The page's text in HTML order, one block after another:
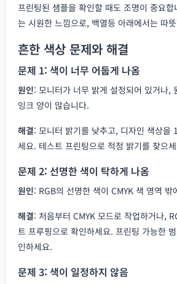
프린팅된 샘플을 확인할 때도 조명이 중요
는 시원한 느낌으로, 백열등 아래에서는 따
흔한 색상 문제와 해결
문제 1: 색이 너무 어둡게 나옴
원인: 모니터가 너무 밝게 설정되어 있거나,
잉크 양이 많습니다.
해결: 모니터 밝기를 낮추고, 디자인 색상을
세요. 테스트 프린팅으로 적정 밝기를 찾으
문제 2: 선명한 색이 탁하게 나옴
원인: RGB의 선명한 색이 CMYK 색 영역 밖
해결: 처음부터 CMYK 모드로 작업하거나,
트 프루핑으로 확인하세요. 프린팅 가능한
인하세요.
문제 3: 색이 일정하지 않음